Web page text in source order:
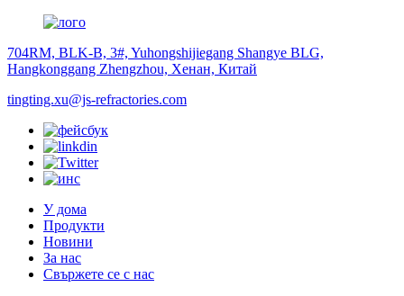
704RM, BLK-B, 3#, Yuhongshijiegang Shangye BLG,
Hangkonggang Zhengzhou, Хенан, Китай
tingting.xu@js-refractories.com
У дома
Продукти
Новини
За нас
Свържете се с нас